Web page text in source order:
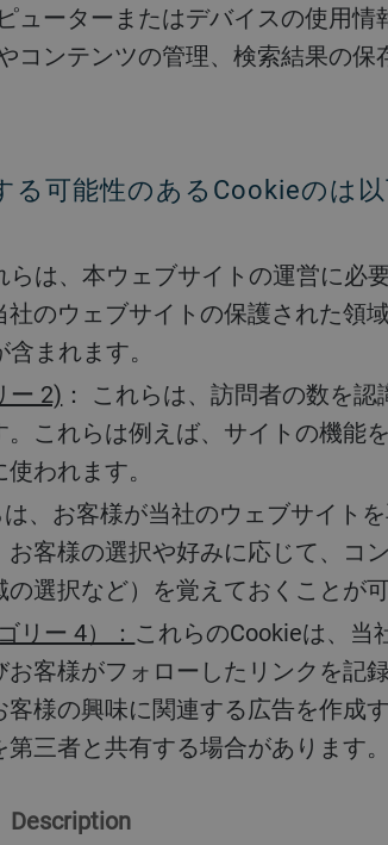
ューターまたはデバイスの使用
コンテンツの管理、検索結果の
可能性のあるCookieのは以
らは、本ウェブサイトの運営に
のウェブサイトの保護された領
まれます。
ー 2) ： これらは、訪問者の数を
これらは例えば、サイトの機能
われます。
、お客様が当社のウェブサイト
客様の選択や好みに応じて、コ
選択など）を覚えておくことが可
リー 4）： これらのCookieは、当
客様がフォローしたリンクを記
様の興味に関連する広告を作成
三者と共有する場合があります。
Description